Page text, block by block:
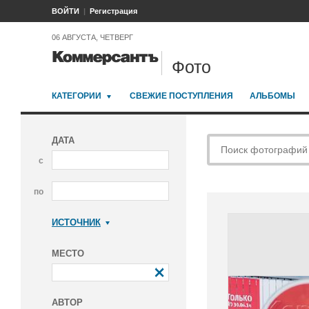
ВОЙТИ Регистрация
06 АВГУСТА, ЧЕТВЕРГ
Фото
КАТЕГОРИИ СВЕЖИЕ ПОСТУПЛЕНИЯ АЛЬБОМЫ
ДАТА
с
по
ИСТОЧНИК
МЕСТО
АВТОР